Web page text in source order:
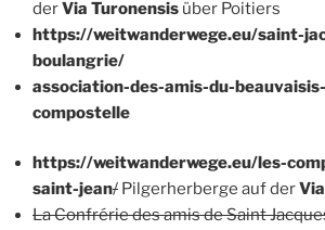
derVia Turonensis über Poitiers
https://weitwanderwege.eu/saint-
boulangrie/
association-des-amis-du-
compostelle
https://weitwanderwege.eu/les-
saint-jean/ Pilgerherberge auf der
La Confrérie des amis de Saint